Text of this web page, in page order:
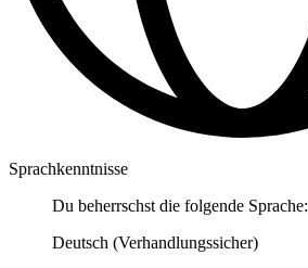
Sprachkenntnisse
Du beherrschst die folgende Sprache:
Deutsch (Verhandlungssicher)